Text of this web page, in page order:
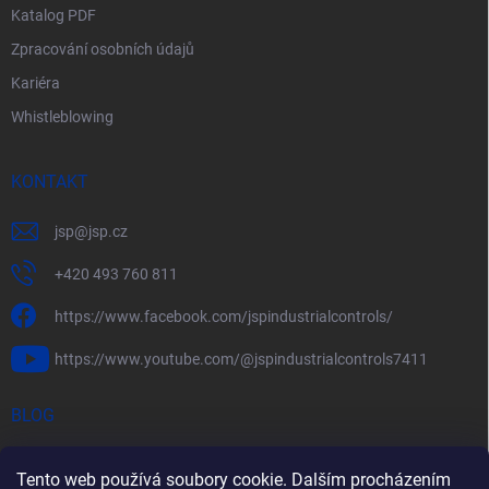
Tento web používá soubory cookie. Dalším procházením
Katalog PDF
Zpracování osobních údajů
Kariéra
Whistleblowing
KONTAKT
jsp@jsp.cz
+420 493 760 811
https://www.facebook.com/jspindustrialcontrols/
https://www.youtube.com/@jspindustrialcontrols7411
BLOG